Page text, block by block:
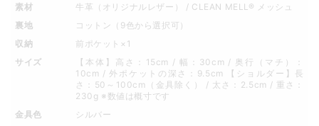
素材
牛革（オリジナルレザー） / CLEAN MELL® メッシュ
裏地
コットン（9色から選択可）
収納
前ポケット×1
サイズ
【本体】高さ：15cm / 幅：30cm / 奥行（マチ）：
10cm / 外ポケットの深さ：9.5cm 【ショルダー】長
さ：50～100cm（金具除く） / 太さ：2.5cm / 重さ：
230g ※数値は概寸です
金具色
シルバー